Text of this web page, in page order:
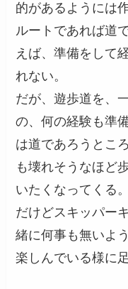
的があるようには
ルートであれば道
えば、準備をして
れない。
だが、遊歩道を、
の、何の経験も準
は道であろうとこ
も壊れそうなほど
いたくなってくる。
だけどスキッパー
緒に何事も無いよ
楽しんでいる様に